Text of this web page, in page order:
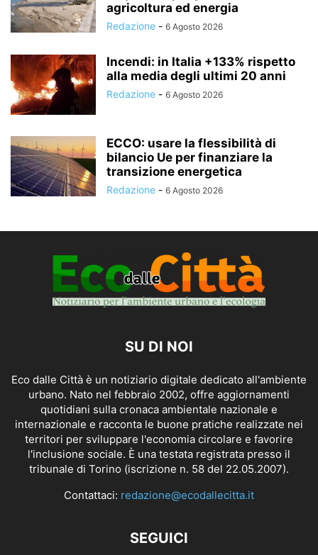
agricoltura ed energia
Redazione - 6 Agosto 2026
Incendi: in Italia +133% rispetto
alla media degli ultimi 20 anni
Redazione - 6 Agosto 2026
ECCO: usare la flessibilità di
bilancio Ue per finanziare la
transizione energetica
Redazione - 6 Agosto 2026
SU DI NOI
Eco dalle Città è un notiziario digitale dedicato all'ambiente
urbano. Nato nel febbraio 2002, offre aggiornamenti
quotidiani sulla cronaca ambientale nazionale e
internazionale e racconta le buone pratiche realizzate nei
territori per sviluppare l'economia circolare e favorire
l'inclusione sociale. È una testata registrata presso il
tribunale di Torino (iscrizione n. 58 del 22.05.2007).
Contattaci: redazione@ecodallecitta.it
SEGUICI